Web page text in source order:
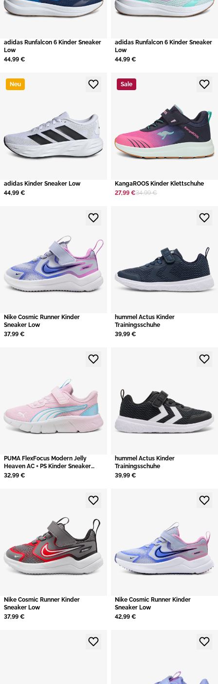
adidas Runfalcon 6 Kinder Sneaker
Low
44,99 €
adidas Runfalcon 6 Kinder Sneaker
Low
44,99 €
Neu
adidas Kinder Sneaker Low
44,99 €
Sale
KangaROOS Kinder Klettschuhe
27,99 €34,99 €
Nike Cosmic Runner Kinder
Sneaker Low
37,99 €
hummel Actus Kinder
Trainingsschuhe
39,99 €
PUMA FlexFocus Modern Jelly
Heaven AC + PS Kinder Sneaker
Low
32,99 €
hummel Actus Kinder
Trainingsschuhe
39,99 €
Nike Cosmic Runner Kinder
Sneaker Low
37,99 €
Nike Cosmic Runner Kinder
Sneaker Low
42,99 €